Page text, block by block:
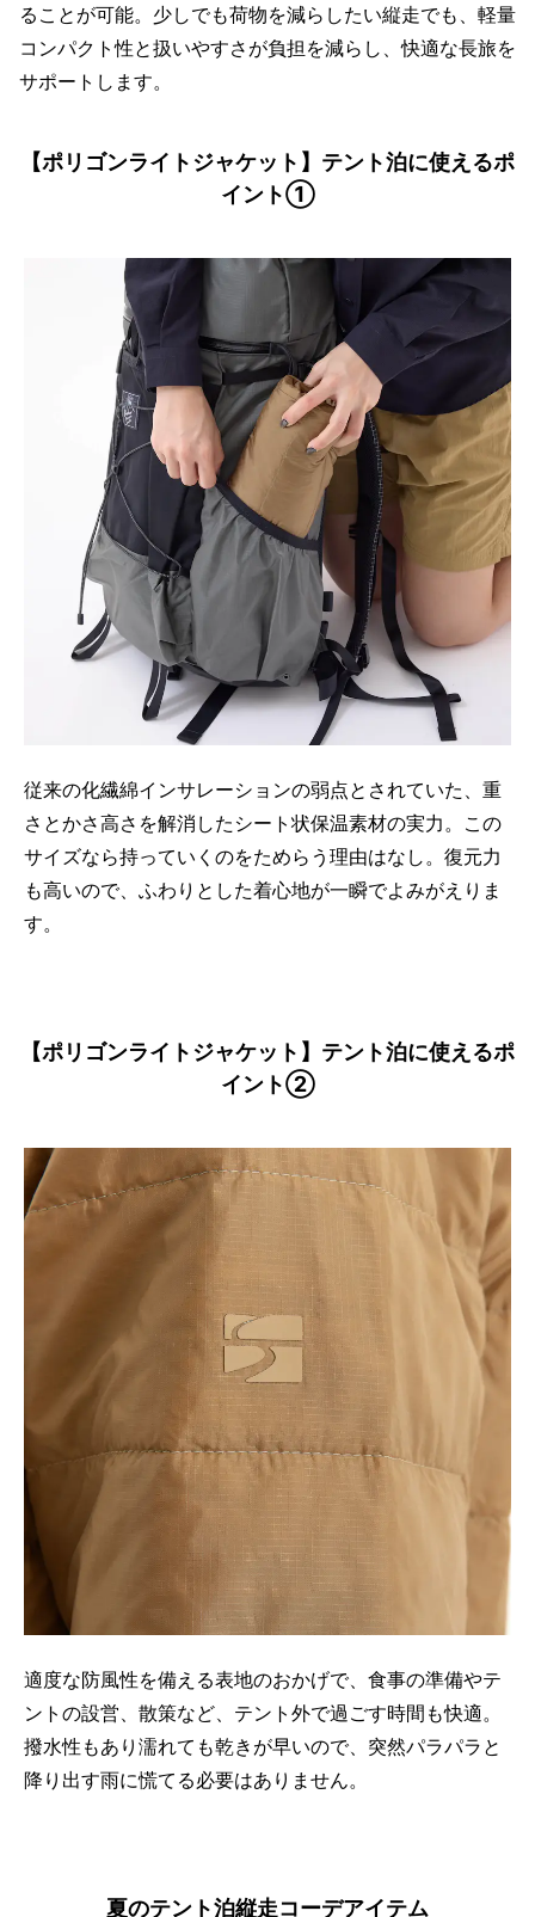
ることが可能。少しでも荷物を減らしたい縦走でも、軽量
コンパクト性と扱いやすさが負担を減らし、快適な長旅を
サポートします。
【ポリゴンライトジャケット】テント泊に使えるポ
イント①
従来の化繊綿インサレーションの弱点とされていた、重
さとかさ高さを解消したシート状保温素材の実力。この
サイズなら持っていくのをためらう理由はなし。復元力
も高いので、ふわりとした着心地が一瞬でよみがえりま
す。
【ポリゴンライトジャケット】テント泊に使えるポ
イント②
適度な防風性を備える表地のおかげで、食事の準備やテ
ントの設営、散策など、テント外で過ごす時間も快適。
撥水性もあり濡れても乾きが早いので、突然パラパラと
降り出す雨に慌てる必要はありません。
夏のテント泊縦走コーデアイテム